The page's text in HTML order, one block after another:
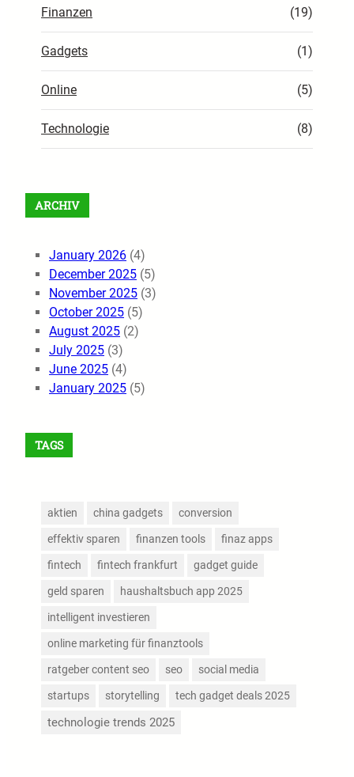
Finanzen (19)
Gadgets (1)
Online (5)
Technologie (8)
ARCHIV
January 2026 (4)
December 2025 (5)
November 2025 (3)
October 2025 (5)
August 2025 (2)
July 2025 (3)
June 2025 (4)
January 2025 (5)
TAGS
aktien china gadgets conversion
effektiv sparen finanzen tools finaz apps
fintech fintech frankfurt gadget guide
geld sparen haushaltsbuch app 2025
intelligent investieren
online marketing für finanztools
ratgeber content seo seo social media
startups storytelling tech gadget deals 2025
technologie trends 2025